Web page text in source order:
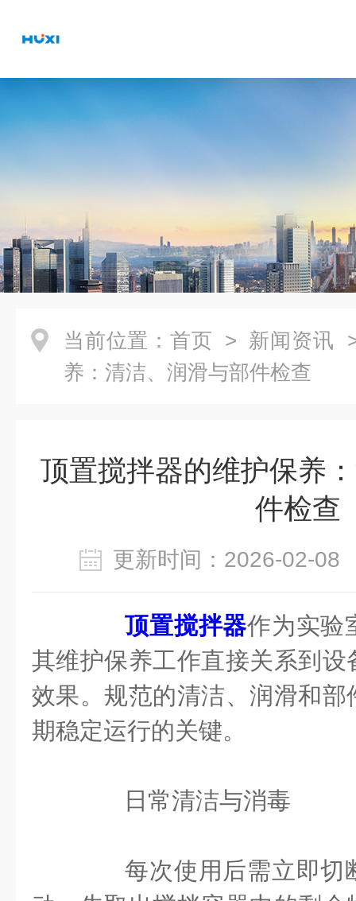
当前位置： 首页 > 新闻资讯
养：清洁、润滑与部件检查
顶置搅拌器的维护保养
件检查
更新时间：2026-02-
顶置搅拌器作为实验
其维护保养工作直接关系到
效果。规范的清洁、润滑和
期稳定运行的关键。
日常清洁与消毒
每次使用后需立即切